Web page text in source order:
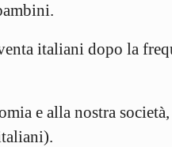
italiani dopo la
e alla nostra